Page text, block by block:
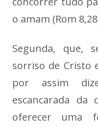
o amam (Rom
Segunda, que,
sorriso de Cristo
por assim
escancarada da
oferecer uma